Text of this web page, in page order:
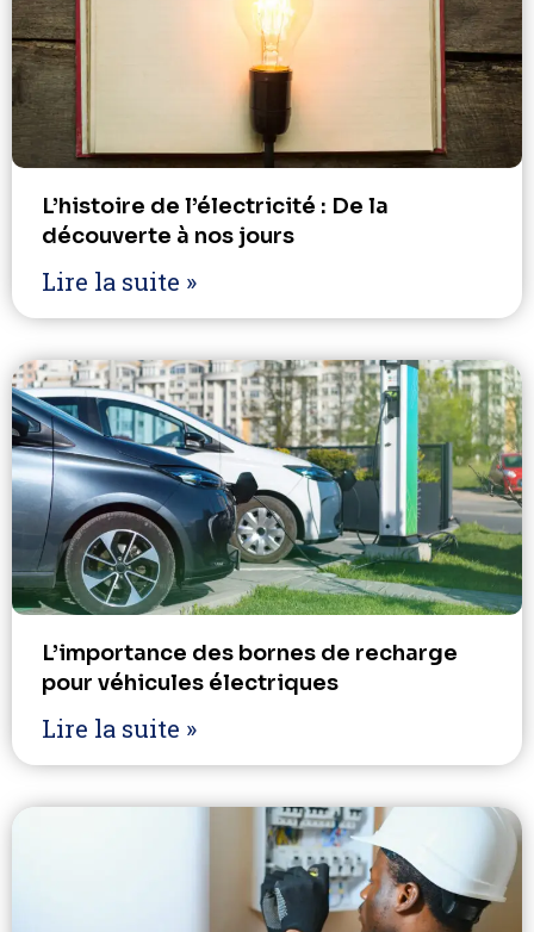
L’histoire de l’électricité : De la
découverte à nos jours
Lire la suite »
L’importance des bornes de recharge
pour véhicules électriques
Lire la suite »